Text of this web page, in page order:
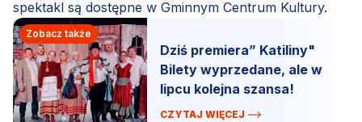
spektakl są dostępne w Gminnym Centrum Kultury.
Zobacz także
Dziś premiera” Katiliny"
Bilety wyprzedane, ale w
lipcu kolejna szansa!
CZYTAJ WIĘCEJ